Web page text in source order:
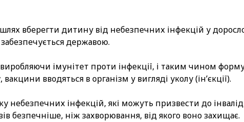
вберегти дитину від небезпечних інфекцій у
державою.
імунітет проти інфекції, і таким чином
вводяться в організм у вигляді уколу (ін’єкції).
небезпечних інфекцій, які можуть призвести до
безпечніше, ніж захворювання, від якого воно захищає.